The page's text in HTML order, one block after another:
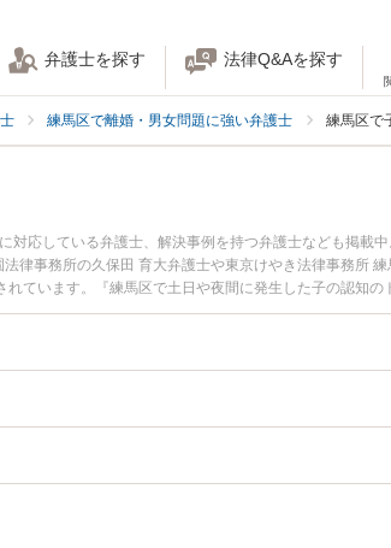
弁護士を探す 法律Q&Aを探す
練馬区で離婚・男女問題に強い弁護士 練馬区で
応している弁護士、解決事例を持つ弁護士なども掲載
律事務所の久保田 育大弁護士や東京けやき法律事務所
ています。『練馬区で土日や夜間に発生した子の認知の
談無料で子の認知を法律相談できる練馬区内の弁護士に